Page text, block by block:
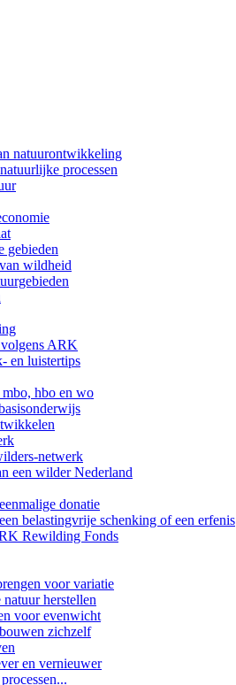
natuurontwikkeling
processen
gebieden
wildheid
ARK
en luistertips
hbo en wo
netwerk
een wilder Nederland
donatie
belastingvrije schenking of een erfenis
Rewilding Fonds
voor variatie
herstellen
voor evenwicht
zichzelf
en vernieuwer